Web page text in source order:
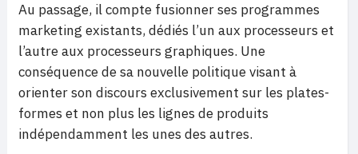
Au passage, il compte fusionner ses programmes
marketing existants, dédiés l’un aux processeurs et
l’autre aux processeurs graphiques. Une
conséquence de sa nouvelle politique visant à
orienter son discours exclusivement sur les plates-
formes et non plus les lignes de produits
indépendamment les unes des autres.